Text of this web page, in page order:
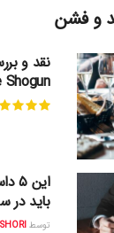
و فشن
باید در سال ۲۰۲۱
توسط